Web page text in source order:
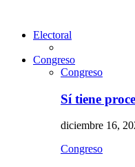
Electoral
Congreso
Congreso
Sí tiene
diciembre 16,
Congreso